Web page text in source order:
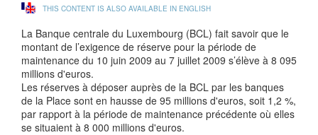
THIS CONTENT IS ALSO AVAILABLE IN ENGLISH
La Banque centrale du Luxembourg (BCL) fait savoir que le
montant de l’exigence de réserve pour la période de
maintenance du 10 juin 2009 au 7 juillet 2009 s’élève à 8 095
millions d'euros.
Les réserves à déposer auprès de la BCL par les banques
de la Place sont en hausse de 95 millions d'euros, soit 1,2 %,
par rapport à la période de maintenance précédente où elles
se situaient à 8 000 millions d'euros.